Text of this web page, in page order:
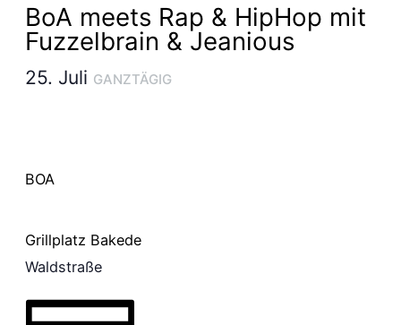
BoA meets Rap & HipHop mit
Fuzzelbrain & Jeanious
25. Juli GANZTÄGIG
BOA
Grillplatz Bakede
Waldstraße